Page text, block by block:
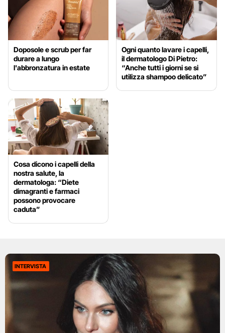
Doposole e scrub per far
durare a lungo
l'abbronzatura in estate
Ogni quanto lavare i capelli,
il dermatologo Di Pietro:
“Anche tutti i giorni se si
utilizza shampoo delicato”
Cosa dicono i capelli della
nostra salute, la
dermatologa: “Diete
dimagranti e farmaci
possono provocare
caduta”
INTERVISTA